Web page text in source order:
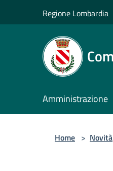
Regione Lombardia
Amministrazione
Home > Novità